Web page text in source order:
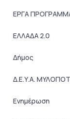
ΕΡΓΑ
ΕΛΛΑΔΑ 2.0
Δήμος
Δ.Ε.Υ.Α.
Ενημέρωση